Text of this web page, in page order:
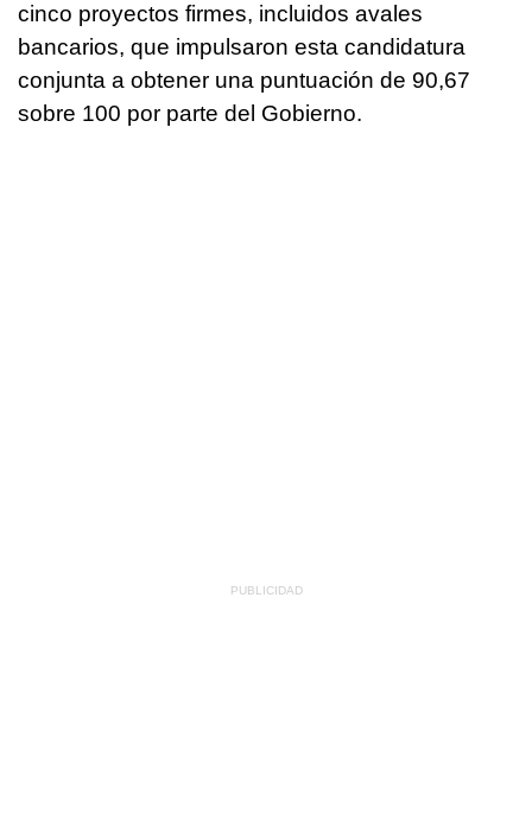
cinco proyectos firmes, incluidos avales
bancarios, que impulsaron esta candidatura
conjunta a obtener una puntuación de 90,67
sobre 100 por parte del Gobierno.